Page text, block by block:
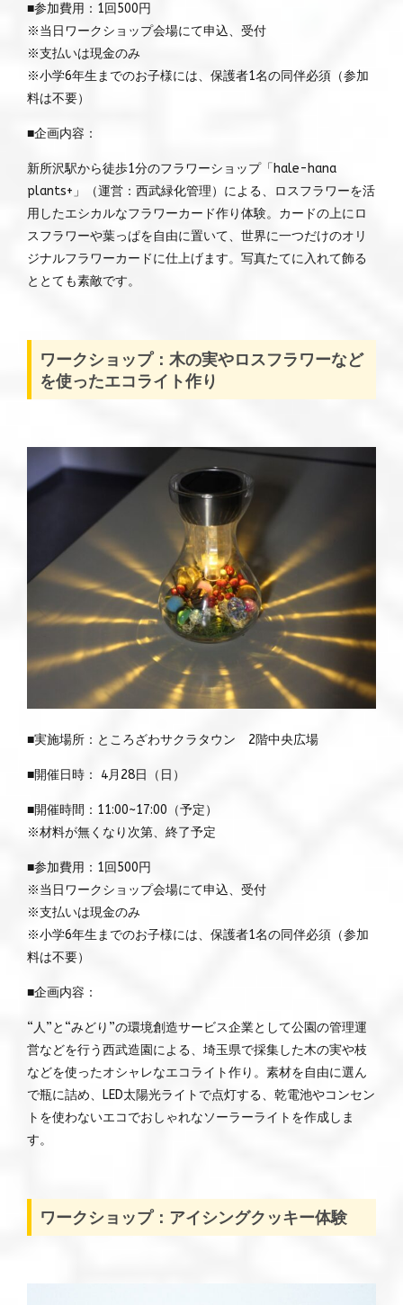
■参加費用：1回500円
※当日ワークショップ会場にて申込、受付
※支払いは現金のみ
※小学6年生までのお子様には、保護者1名の同伴必須（参加
料は不要）
■企画内容：
新所沢駅から徒歩1分のフラワーショップ「hale-hana
plants+」（運営：西武緑化管理）による、ロスフラワーを活
用したエシカルなフラワーカード作り体験。カードの上にロ
スフラワーや葉っぱを自由に置いて、世界に一つだけのオリ
ジナルフラワーカードに仕上げます。写真たてに入れて飾る
ととても素敵です。
ワークショップ：木の実やロスフラワーなど
を使ったエコライト作り
■実施場所：ところざわサクラタウン 2階中央広場
■開催日時： 4月28日（日）
■開催時間：11:00~17:00（予定）
※材料が無くなり次第、終了予定
■参加費用：1回500円
※当日ワークショップ会場にて申込、受付
※支払いは現金のみ
※小学6年生までのお子様には、保護者1名の同伴必須（参加
料は不要）
■企画内容：
“人”と“みどり”の環境創造サービス企業として公園の管理運
営などを行う西武造園による、埼玉県で採集した木の実や枝
などを使ったオシャレなエコライト作り。素材を自由に選ん
で瓶に詰め、LED太陽光ライトで点灯する、乾電池やコンセン
トを使わないエコでおしゃれなソーラーライトを作成しま
す。
ワークショップ：アイシングクッキー体験